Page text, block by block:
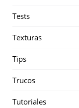
Tests
Texturas
Tips
Trucos
Tutoriales